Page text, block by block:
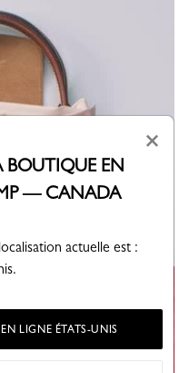
×
BOUTIQUE EN
— CANADA
actuelle est :
LIGNE ÉTATS-UNIS